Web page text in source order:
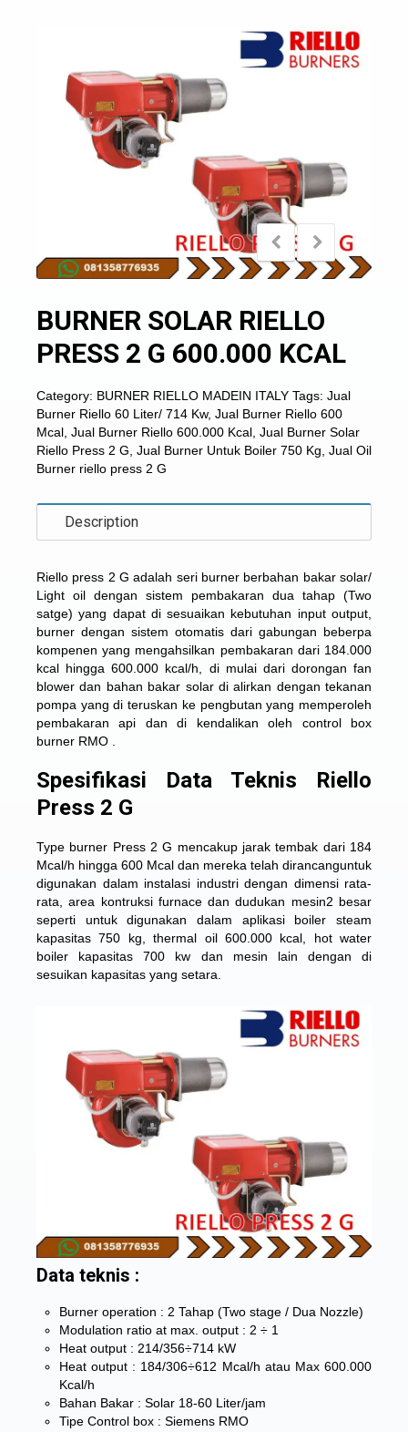
BURNER SOLAR RIELLO
PRESS 2 G 600.000 KCAL
Category: BURNER RIELLO MADEIN ITALY Tags: Jual
Burner Riello 60 Liter/ 714 Kw, Jual Burner Riello 600
Mcal Jual Burner Riello 600.000 Kcal Jual Burner Solar
Riello Press 2 G Jual Burner Untuk Boiler 750 Kg Jual Oil
Burner riello press 2 G
Description
Riello press 2 G adalah seri burner berbahan bakar solar/
Light oil dengan sistem pembakaran dua tahap (Two
satge) yang dapat di sesuaikan kebutuhan input output,
burner dengan sistem otomatis dari gabungan beberpa
kompenen yang mengahsilkan pembakaran dari 184.000
kcal hingga 600.000 kcal/h, di mulai dari dorongan fan
blower dan bahan bakar solar di alirkan dengan tekanan
pompa yang di teruskan ke pengbutan yang memperoleh
pembakaran api dan di kendalikan oleh control box
burner RMO .
Spesifikasi Data Teknis Riello
Press 2 G
Type burner Press 2 G mencakup jarak tembak dari 184
Mcal/h hingga 600 Mcal dan mereka telah dirancanguntuk
digunakan dalam instalasi industri dengan dimensi rata-
rata, area kontruksi furnace dan dudukan mesin2 besar
seperti untuk digunakan dalam aplikasi boiler steam
kapasitas 750 kg, thermal oil 600.000 kcal, hot water
boiler kapasitas 700 kw dan mesin lain dengan di
sesuikan kapasitas yang setara.
Data teknis :
Burner operation : 2 Tahap (Two stage / Dua Nozzle)
Modulation ratio at max. output : 2 ÷ 1
Heat output : 214/356÷714 kW
Heat output : 184/306÷612 Mcal/h atau Max 600.000
Kcal/h
Bahan Bakar : Solar 18-60 Liter/jam
Tipe Control box : Siemens RMO